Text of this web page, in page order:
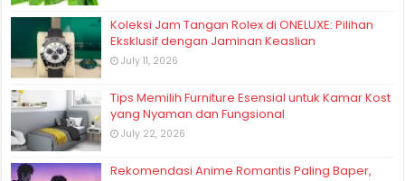
Koleksi Jam Tangan Rolex di ONELUXE: Pilihan
Eksklusif dengan Jaminan Keaslian
July 11, 2026
Tips Memilih Furniture Esensial untuk Kamar Kost
yang Nyaman dan Fungsional
July 22, 2026
Rekomendasi Anime Romantis Paling Baper,